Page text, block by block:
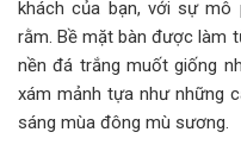
khách của bạn, với sự mô
rằm. Bề mặt bàn được làm
nền đá trắng muốt giống
xám mảnh tựa như những
sáng mùa đông mù sương.